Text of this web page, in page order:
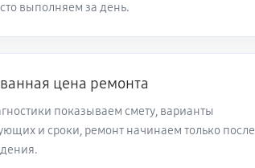
50 минут
30 минут
выполняем за день.
цена ремонта
показываем смету, варианты
и сроки, ремонт начинаем только после